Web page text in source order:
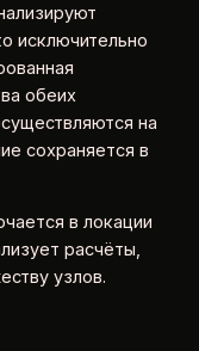
исключительно
обеих
на
сохраняется в
в локации
расчёты,
узлов.